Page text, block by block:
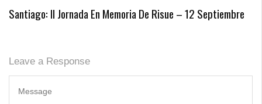
Santiago: II Jornada En Memoria De Risue – 12 Septiembre
Leave a Response